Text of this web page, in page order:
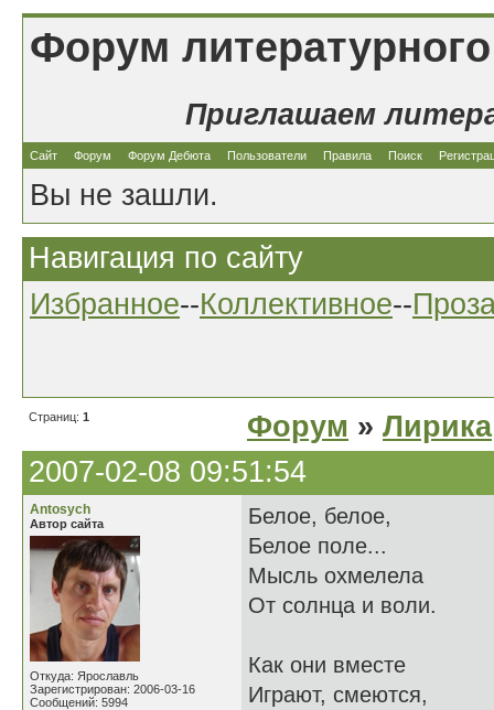
Форум
Приглашаем
Сайт Форум Форум Дебюта Пользователи Правила Поиск
Вы не зашли.
Навигация по сайту
Избранное--Коллективное--
Страниц: 1 Форум » Лирика
2007-02-08 09:51:54
Antosych
Автор сайта
Откуда: Ярославль
Зарегистрирован: 2006-03-16
Сообщений: 5994
Белое, белое,
Белое поле...
Мысль охмелела
От солнца и воли.
Как они вместе
Играют, смеются,